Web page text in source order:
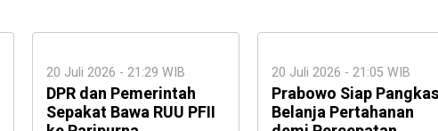
20 Juli 2026 - 21:29 WIB
DPR dan Pemerintah
Sepakat Bawa RUU PFII
20 Juli 2026 - 21:05 WIB
Prabowo Siap
Belanja Pertahanan